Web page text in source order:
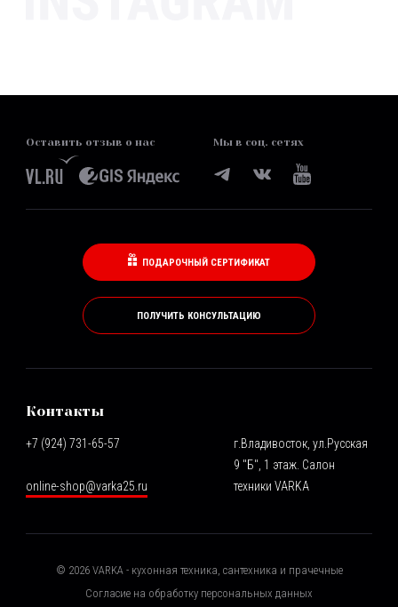
Оставить отзыв о нас Мы в соц. сетях
ПОДАРОЧНЫЙ СЕРТИФИКАТ
ПОЛУЧИТЬ КОНСУЛЬТАЦИЮ
Контакты
+7 (924) 731-65-57
online-shop@varka25.ru
г.Владивосток, ул.Русская
9 "Б", 1 этаж. Салон
техники VARKA
© 2026VARKA - кухонная техника, сантехника и прачечные
Согласие на обработку персональных данных